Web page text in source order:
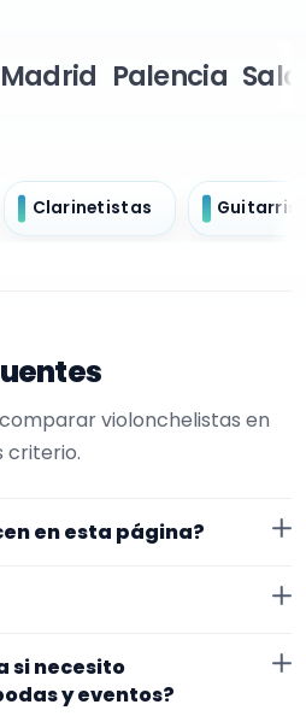
Madrid Palencia
Clarinetistas
violonchelistas en
criterio.
en esta página?
con perfil público en
está filtrada por
en perfiles que trabajan
confirmar lugar exacto,
si necesito
y eventos?